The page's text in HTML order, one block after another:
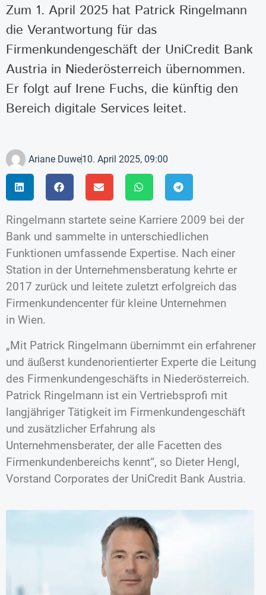
Zum 1. April 2025 hat Patrick Ringelmann
die Verantwortung für das
Firmenkundengeschäft der UniCredit Bank
Austria in Niederösterreich übernommen.
Er folgt auf Irene Fuchs, die künftig den
Bereich digitale Services leitet.
Ariane Duwe10. April 2025, 09:00
Ringelmann startete seine Karriere 2009 bei der
Bank und sammelte in unterschiedlichen
Funktionen umfassende Expertise. Nach einer
Station in der Unternehmensberatung kehrte er
2017 zurück und leitete zuletzt erfolgreich das
Firmenkundencenter für kleine Unternehmen
in Wien.
„Mit Patrick Ringelmann übernimmt ein erfahrener
und äußerst kundenorientierter Experte die Leitung
des Firmenkundengeschäfts in Niederösterreich.
Patrick Ringelmann ist ein Vertriebsprofi mit
langjähriger Tätigkeit im Firmenkundengeschäft
und zusätzlicher Erfahrung als
Unternehmensberater, der alle Facetten des
Firmenkundenbereichs kennt“, so Dieter Hengl,
Vorstand Corporates der UniCredit Bank Austria.